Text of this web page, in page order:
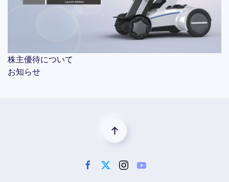
株主優待について
お知らせ